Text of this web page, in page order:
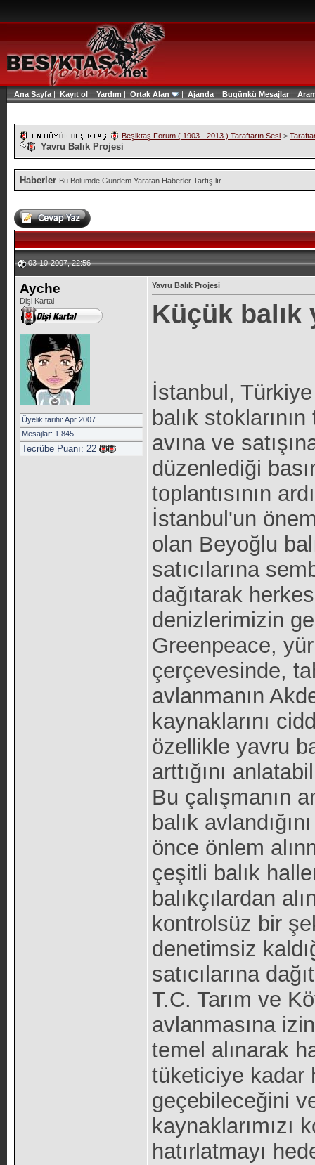
Ana Sayfa | Kayıt ol | Yardım | Ortak Alan | Ajanda | Bugünkü Mesajlar|
Beşiktaş Forum ( 1903 - 2013 ) Taraftarın Sesi >
Yavru Balık Projesi
Haberler Bu Bölümde Gündem Yaratan Haberler Tartışılır.
03-10-2007, 22:56
Ayche
Dişi Kartal
Üyelik tarihi: Apr 2007
Mesajlar: 1.845
Tecrübe Puanı: 22
Yavru Balık Projesi
Küçük balık
İstanbul,
balık
avına ve
düzenlediği
toplantısının
İstanbul'un
olan Beyoğlu
satıcılarına
dağıtarak
denizlerimizin
Greenpeace,
çerçevesinde,
avlanmanın
kaynaklarını
özellikle yavru
arttığını
Bu çalışmanın
balık
önce önlem
çeşitli balık
balıkçılardan
kontrolsüz bir
denetimsiz
satıcılarına
T.C. Tarım ve
avlanmasına
temel alınarak
tüketiciye kadar
geçebileceğini
kaynaklarımızı
hatırlatmayı